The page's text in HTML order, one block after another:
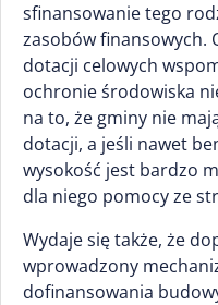
sfinansowanie tego
zasobów finansowych.
dotacji celowych
ochronie środowiska
na to, że gminy nie
dotacji, a jeśli nawet
wysokość jest bardzo
dla niego pomocy ze
Wydaje się także, że
wprowadzony
dofinansowania